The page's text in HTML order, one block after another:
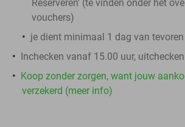
Reserveren' (te vinden onder het
vouchers)
je dient minimaal 1 dag van tevoren
Inchecken vanaf 15.00 uur,
Koop zonder zorgen, want jouw
verzekerd (meer info)